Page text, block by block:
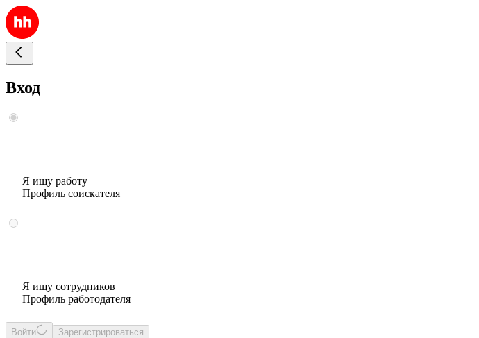
Вход
Я ищу работу
Профиль соискателя
Я ищу сотрудников
Профиль работодателя
Войти Зарегистрироваться